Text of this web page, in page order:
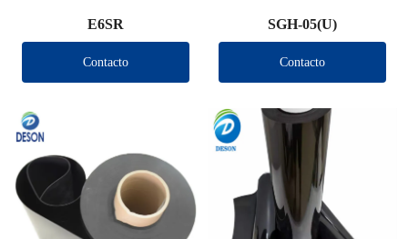
E6SR
Contacto
SGH-05(U)
Contacto